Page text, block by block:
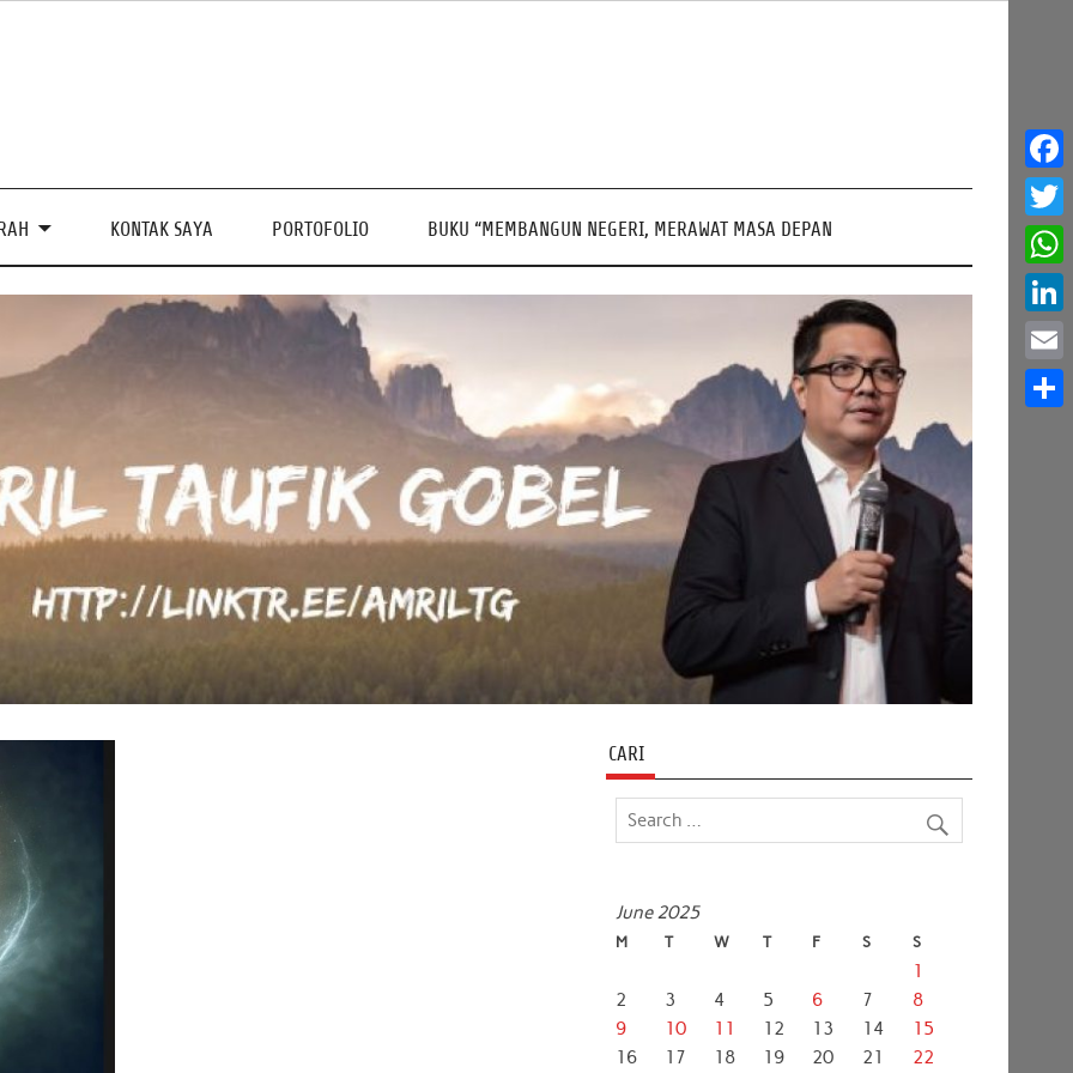
KONTAK SAYA PORTOFOLIO BUKU “MEMBANGUN NEGERI, MERAWAT MASA DEPAN
CARI
June 2025
M T W T F S S
1
2
3 4 5 6 7
8
9
10 11 12 13 14
15
16
17 18 19 20 21 22
Email